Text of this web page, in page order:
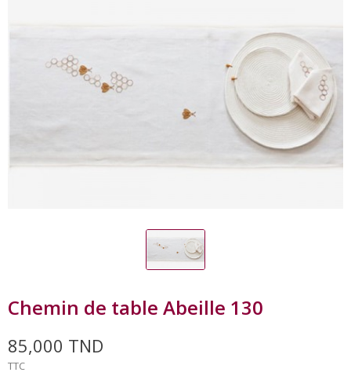
Chemin de table Abeille 130
85,000 TND
TTC